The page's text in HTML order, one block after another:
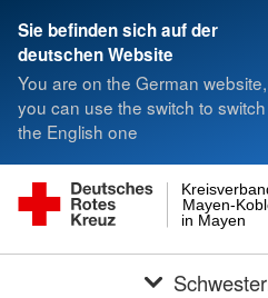
Sie befinden sich auf der
deutschen Website
You are on the German website,
you can use the switch to
the English one
in Mayen
Mayen-